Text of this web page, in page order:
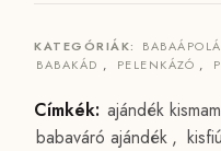
KATEGÓRIÁK:
BABAKÁD , PELENKÁZÓ ,
Címkék: ajándék
babaváró ajándék ,